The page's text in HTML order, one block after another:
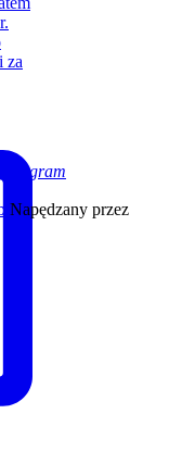
Instagram
Napędzany przez